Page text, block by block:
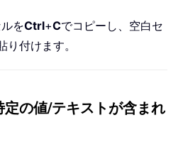
をCtrl+Cでコピーし、空白セ
り付けます。
の値/テキストが含まれ